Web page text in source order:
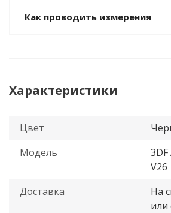
Как проводить измерения
Характеристики
Цвет
Модель
V26
Доставка
На
или